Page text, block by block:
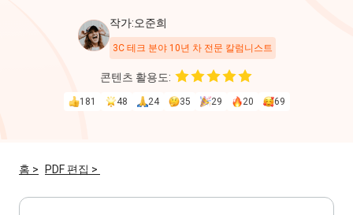
ReiBoot
4uKey
iAnyGo
작가:오준희
3C 테크 분야 10년 차 전문 칼럼니스트
콘텐츠 활용도:
181 48 24 35 29 20 69
홈 > PDF 편집 >